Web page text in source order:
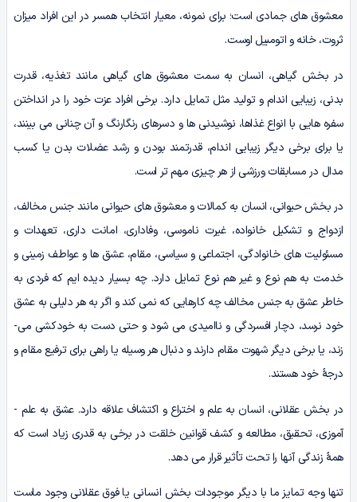
معشوق ­های جمادی است؛ برای نمونه، معیار انتخاب همسر در این افراد میزان
ثروت، خانه و اتومبیل اوست.
در بخش گیاهی، انسان به سمت معشوق ­های گیاهی مانند تغذیه، قدرت
بدنی، زیبایی اندام و تولید مثل تمایل دارد. برخی افراد عزت خود را در انداختن
سفره ­هایی با انواع غذاها، نوشیدنی ­ها و دسرهای رنگارنگ و آن چنانی می­ بینند،
یا برای برخی دیگر زیبایی اندام، قدرتمند بودن و رشد عضلات بدن یا کسب
مدال در مسابقات ورزشی از هر چیزی مهم تر است.
در بخش حیوانی، انسان به کمالات و معشوق ­های حیوانی مانند جنس مخالف،
ازدواج و تشکیل خانواده، غیرت ناموسی، وفاداری، امانت داری، تعهدات و
مسئولیت ­های خانوادگی، اجتماعی و سیاسی، مقام، عشق­ ها و عواطف زمینی و
خدمت به هم ­نوع و غیر هم ­نوع تمایل دارد. چه بسیار دیده ایم که فردی به
خاطر عشق به جنس مخالف چه کارهایی که نمی ­کند و اگر به هر دلیلی به عشق
خود نرسد، دچار افسردگی و ناامیدی می ­شود و حتی دست به خودکشی می­
زند، یا برخی دیگر شهوت مقام دارند و دنبال هر وسیله­ یا راهی برای ترفیع مقام و
درجۀ خود هستند.
در بخش عقلانی، انسان به علم و اختراع و اکتشاف علاقه دارد. عشق به علم ­
آموزی، تحقیق، مطالعه و کشف قوانین خلقت در برخی به قدری زیاد است که
همۀ زندگی آن­ها را تحت تأثیر قرار می ­دهد.
تنها وجه تمایز ما با دیگر موجودات بخش انسانی یا فوق عقلانی وجود ماست